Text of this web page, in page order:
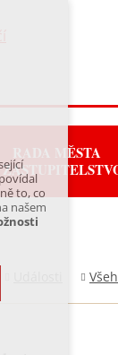
RADA MĚSTA
to, co
našem